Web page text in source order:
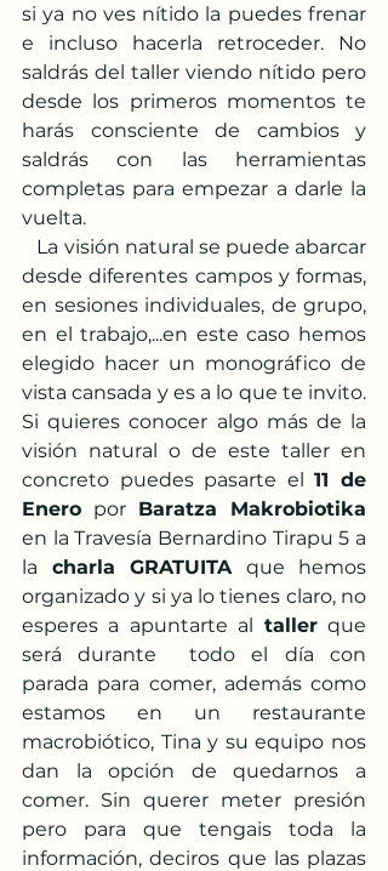
si ya no ves nítido la puedes frenar
e incluso hacerla retroceder. No
saldrás del taller viendo nítido pero
desde los primeros momentos te
harás consciente de cambios y
saldrás con las herramientas
completas para empezar a darle la
vuelta.
desde diferentes campos y formas,
en sesiones individuales, de grupo,
en el trabajo,...en este caso hemos
elegido hacer un monográfico de
vista cansada y es a lo que te invito.
Si quieres conocer algo más de la
visión natural o de este taller en
concreto puedes pasarte el 11 de
Enero por Baratza Makrobiotika
en la Travesía Bernardino Tirapu 5 a
la charla GRATUITA que hemos
organizado y si ya lo tienes claro, no
esperes a apuntarte al taller que
será durante  todo el día con
parada para comer, además como
estamos en un restaurante
macrobiótico, Tina y su equipo nos
dan la opción de quedarnos a
comer. Sin querer meter presión
pero para que tengais toda la
información, deciros que las plazas